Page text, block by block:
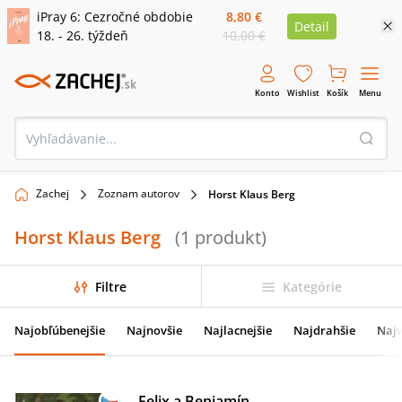
iPray 6: Cezročné obdobie
18. - 26. týždeň
8,80 €
10,00 €
Detail
Konto Wishlist Košík Menu
Zachej Zoznam autorov Horst Klaus Berg
Horst Klaus Berg (1 produkt)
Filtre Kategórie
Najobľúbenejšie Najnovšie Najlacnejšie Najdrahšie